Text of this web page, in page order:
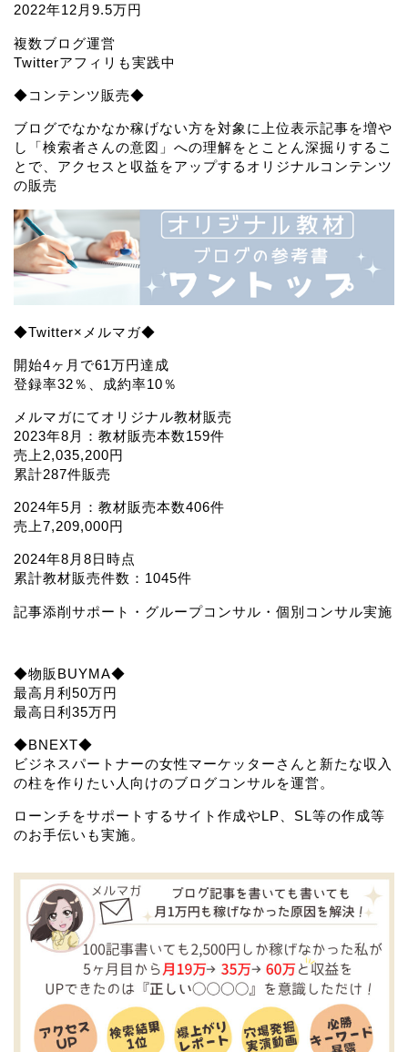
2022年12月9.5万円
複数ブログ運営
Twitterアフィリも実践中
◆コンテンツ販売◆
ブログでなかなか稼げない方を対象に上位表示記事を増や
し「検索者さんの意図」への理解をとことん深掘りするこ
とで、アクセスと収益をアップするオリジナルコンテンツ
の販売
◆Twitter×メルマガ◆
開始4ヶ月で61万円達成
登録率32％、成約率10％
メルマガにてオリジナル教材販売
2023年8月：教材販売本数159件
売上2,035,200円
累計287件販売
2024年5月：教材販売本数406件
売上7,209,000円
2024年8月8日時点
累計教材販売件数：1045件
記事添削サポート・グループコンサル・個別コンサル実施
◆物販BUYMA◆
最高月利50万円
最高日利35万円
◆BNEXT◆
ビジネスパートナーの女性マーケッターさんと新たな収入
の柱を作りたい人向けのブログコンサルを運営。
ローンチをサポートするサイト作成やLP、SL等の作成等
のお手伝いも実施。